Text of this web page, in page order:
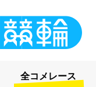
全コメレース